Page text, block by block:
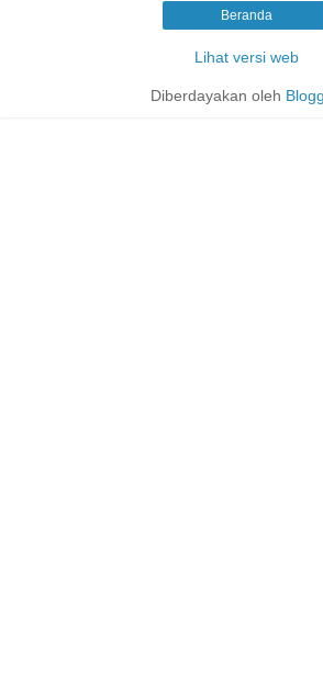
Beranda
Lihat versi web
Diberdayakan oleh